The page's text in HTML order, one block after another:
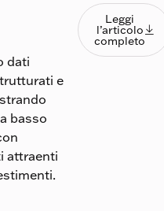
dati
e
basso
attraenti
Leggi
Leggi
l’articolo
completo
